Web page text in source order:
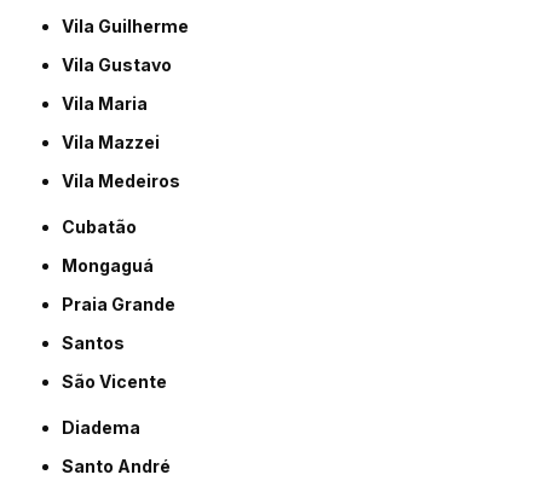
Vila Guilherme
Vila Gustavo
Vila Maria
Vila Mazzei
Vila Medeiros
Cubatão
Mongaguá
Praia Grande
Santos
São Vicente
Diadema
Santo André